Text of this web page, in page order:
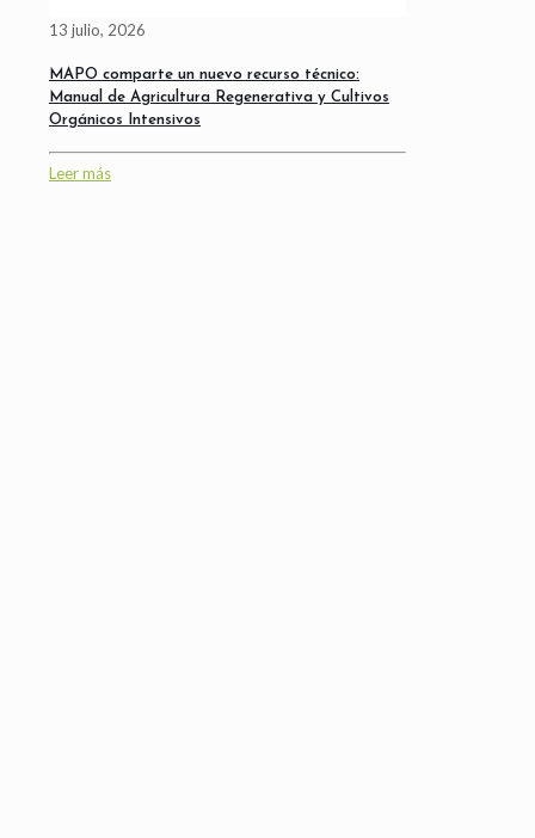
13 julio, 2026
MAPO comparte un nuevo recurso técnico:
Manual de Agricultura Regenerativa y Cultivos
Orgánicos Intensivos
Leer más